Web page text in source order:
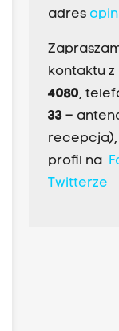
adres
kontaktu z
4080,
33–
recepcja),
profil na
Twitterze